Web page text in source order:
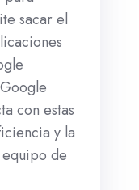
sacar el
con estas
y la
de